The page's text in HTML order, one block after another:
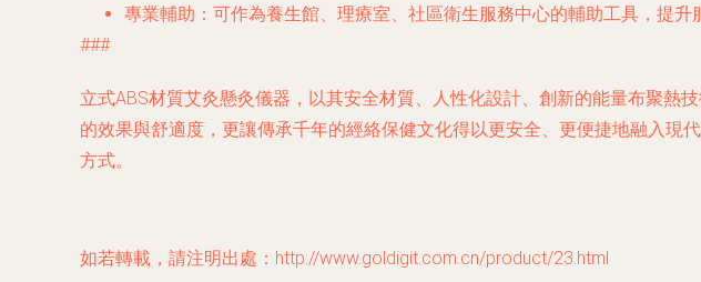
專業輔助 ：可作為養生館、理療室、社區衛生服務中心的輔助工具，提升
###
立式ABS材質艾灸懸灸儀器，以其安全材質、人性化設計、創新的能量布聚熱
的效果與舒適度，更讓傳承千年的經絡保健文化得以更安全、更便捷地融入
方式。
如若轉載，請注明出處：http://www.goldigit.com.cn/product/23.html